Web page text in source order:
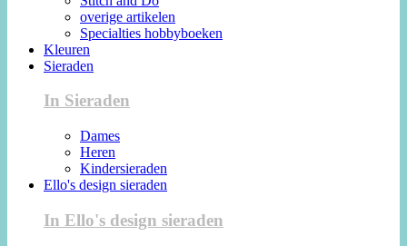
overige artikelen
Specialties hobbyboeken
Kleuren
Sieraden
In Sieraden
Dames
Heren
Kindersieraden
Ello's design sieraden
In Ello's design sieraden